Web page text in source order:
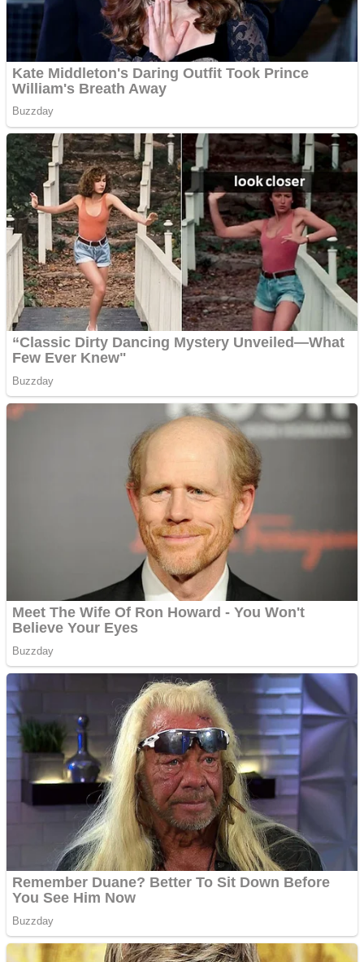
Cutit cositoare KUHN
Creez aplicatie
ANDROID pentru siteul
tau
Creez aplicatie
ANDROID pentru siteul
tau
Anuntul tau apare in mai
multe ziare online
Apartamente 2 camere
Aplică acum pentru toate
tipurile de împrumuturi
și obține bani urgent!
Curatare canapele
Bucuresti. Curatare
profesionala